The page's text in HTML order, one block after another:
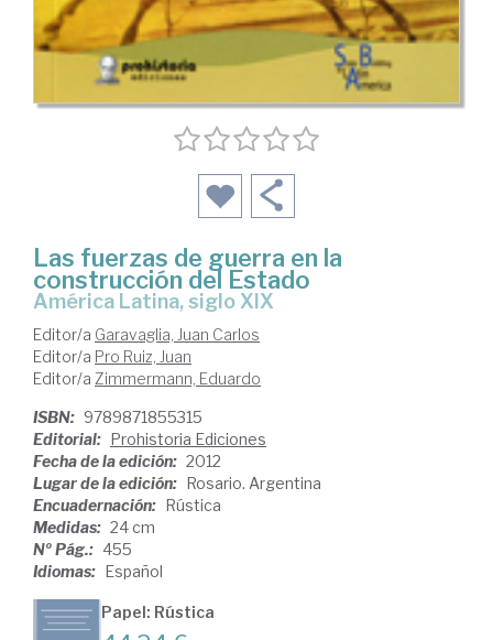
Las fuerzas de guerra en la
construcción del Estado
América Latina, siglo XIX
Editor/a Garavaglia, Juan Carlos
Editor/a Pro Ruiz, Juan
Editor/a Zimmermann, Eduardo
ISBN: 9789871855315
Editorial: Prohistoria Ediciones
Fecha de la edición: 2012
Lugar de la edición: Rosario. Argentina
Encuadernación: Rústica
Medidas: 24 cm
Nº Pág.: 455
Idiomas: Español
Papel: Rústica